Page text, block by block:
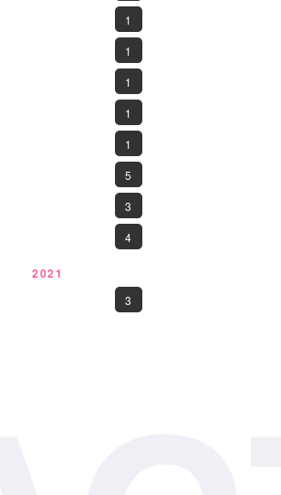
1
1
1
1
1
5
3
4
2021
3